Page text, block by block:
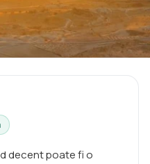
decent poate fi o